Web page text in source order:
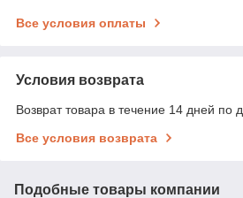
Все условия оплаты
Условия возврата
Возврат товара в течение 14 дней по
Все условия возврата
Подобные товары компании